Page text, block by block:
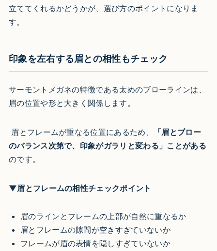
立ててくれるかどうかが、選び方のポイントになりま
す。
印象を左右する眉との相性もチェック
サーモントメガネの特徴である太めのブローラインは、
眉の位置や形と大きく関係します。
眉とフレームが重なる位置にあるため、
「眉とブロー
のバランス次第で、印象がガラリと変わる」ことがある
のです。
▼眉とフレームの相性チェックポイント
眉のラインとフレームの上部が自然に重なるか
眉とフレームの隙間が空きすぎていないか
フレームが眉の表情を隠しすぎていないか